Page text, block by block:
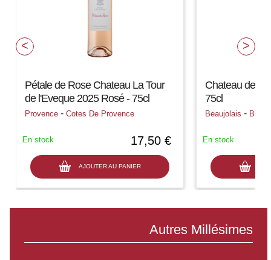
Pétale de Rose Chateau La Tour
de l'Eveque 2025 Rosé - 75cl
Provence -Cotes De Provence
17,50 €
AJOUTER AU PANIER
En stock
Chateau des
75cl
Beaujolais -
En stock
Autres Millésimes